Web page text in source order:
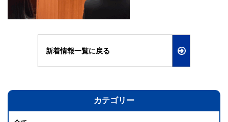
新着情報一覧に戻る
カテゴリー